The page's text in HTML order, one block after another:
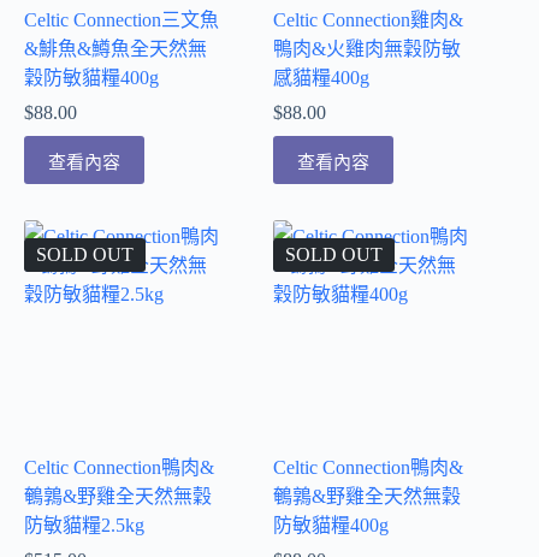
Celtic Connection三文魚
&鯡魚&鱒魚全天然無
穀防敏貓糧400g
$88.00
查看內容
Celtic Connection雞肉&
鴨肉&火雞肉無穀防敏
感貓糧400g
$88.00
查看內容
SOLD OUT
Celtic Connection鴨肉&
鵪鶉&野雞全天然無穀
防敏貓糧2.5kg
SOLD OUT
Celtic Connection鴨肉&
鵪鶉&野雞全天然無穀
防敏貓糧400g